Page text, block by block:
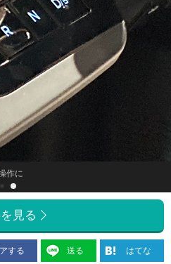
作に
見る
する 送る はてな